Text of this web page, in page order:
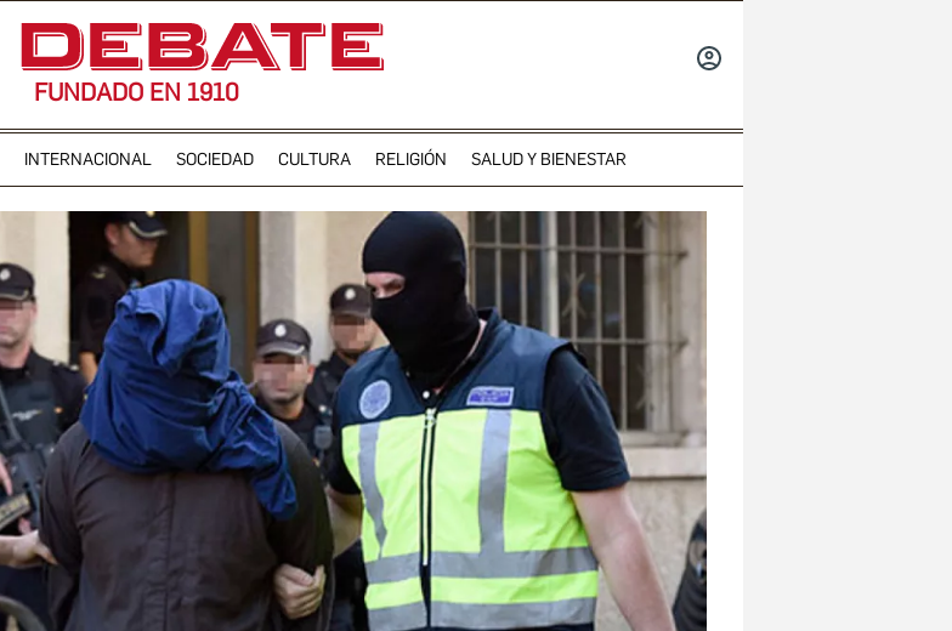
FUNDADO EN 1910
INTERNACIONAL SOCIEDAD CULTURA RELIGIÓN SALUD Y BIENESTAR